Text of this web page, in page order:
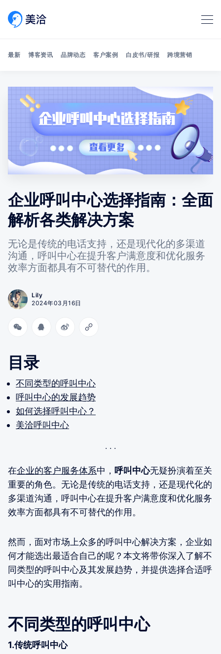
Search 美洽博客
最新 博客资讯 品牌动态 客户案例 白皮书/研报 跨境营销
企业呼叫中心选择指南：全面
解析各类解决方案
无论是传统的电话支持，还是现代化的多渠道
沟通，呼叫中心在提升客户满意度和优化服务
效率方面都具有不可替代的作用。
Lily
2024年03月16日
目录
不同类型的呼叫中心
呼叫中心的发展趋势
如何选择呼叫中心？
美洽呼叫中心
在企业的客户服务体系中， 呼叫中心无疑扮演着至关
重要的角色。无论是传统的电话支持，还是现代化的
多渠道沟通，呼叫中心在提升客户满意度和优化服务
效率方面都具有不可替代的作用。
然而，面对市场上众多的呼叫中心解决方案，企业如
何才能选出最适合自己的呢？本文将带你深入了解不
同类型的呼叫中心及其发展趋势，并提供选择合适呼
叫中心的实用指南。
不同类型的呼叫中心
1.传统呼叫中心